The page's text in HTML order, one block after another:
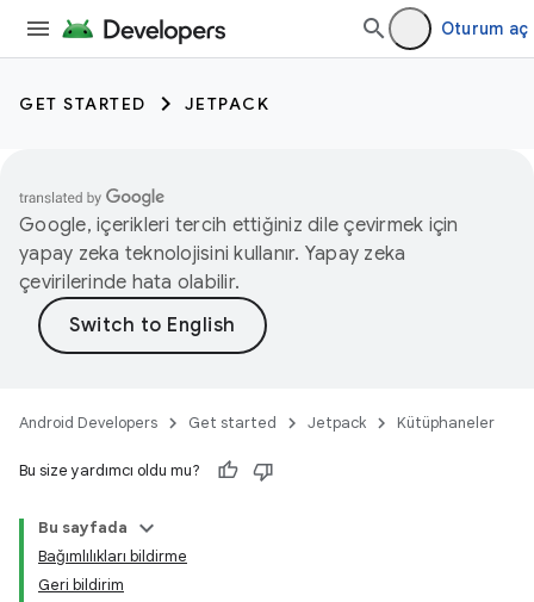
Oturum aç
GET STARTED JETPACK
Google, içerikleri tercih ettiğiniz dile çevirmek için
yapay zeka teknolojisini kullanır. Yapay zeka
çevirilerinde hata olabilir.
Android Developers Get started Jetpack Kütüphaneler
Bu size yardımcı oldu mu?
Bu sayfada
Bağımlılıkları bildirme
Geri bildirim